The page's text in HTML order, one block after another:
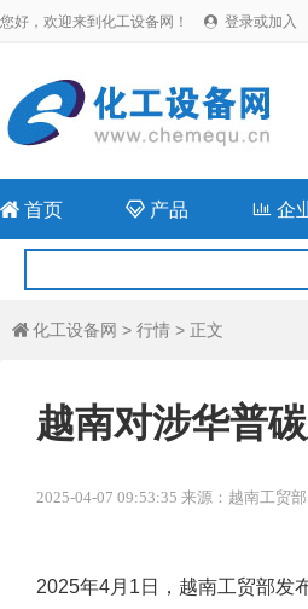
您好，欢迎来到化工设备网！  登录或加入
 首页  产品 企
 化工设备网 > 行情 > 正文
越南对涉华普
2025-04-07 09:53:35 来源：越南工贸部
2025年4月1日，越南工贸部发